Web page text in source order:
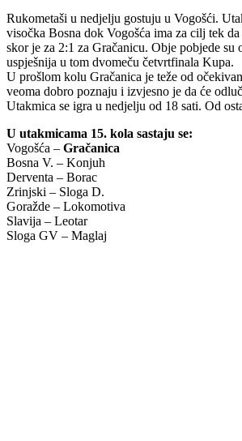
Rukometaši u nedjelju gostuju u Vogošći.
visočka Bosna dok Vogošća ima za cilj tek
skor je za 2:1 za Gračanicu. Obje pobjede
uspješnija u tom dvomeču četvrtfinala Kupa.
U prošlom kolu Gračanica je teže od
veoma dobro poznaju i izvjesno je da će
Utakmica se igra u nedjelju od 18 sati. Od
U utakmicama 15. kola sastaju se:
Vogošća – Gračanica
Bosna V. – Konjuh
Derventa – Borac
Zrinjski – Sloga D.
Goražde – Lokomotiva
Slavija – Leotar
Sloga GV – Maglaj